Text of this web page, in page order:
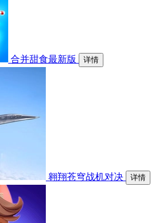
合并甜食最新版 详情
翱翔苍穹战机对决 详情